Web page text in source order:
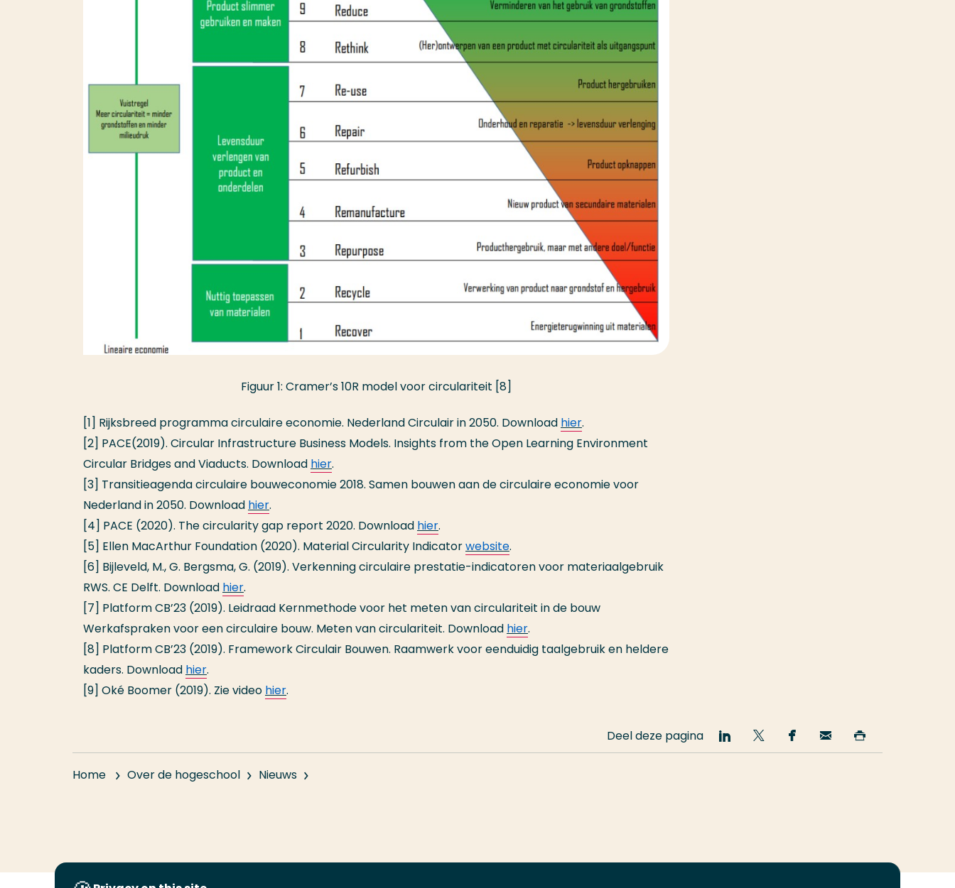
Figuur 1: Cramer’s 10R model voor circulariteit [8]
[1] Rijksbreed programma circulaire economie. Nederland Circulair in 2050. Download hier.
[2] PACE(2019). Circular Infrastructure Business Models. Insights from the Open Learning Environment
Circular Bridges and Viaducts. Download hier.
[3] Transitieagenda circulaire bouweconomie 2018. Samen bouwen aan de circulaire economie voor
Nederland in 2050. Download hier.
[4] PACE (2020). The circularity gap report 2020. Download hier.
[5] Ellen MacArthur Foundation (2020). Material Circularity Indicatorwebsite.
[6] Bijleveld, M., G. Bergsma, G. (2019). Verkenning circulaire prestatie-indicatoren voor materiaalgebruik
RWS. CE Delft. Download hier.
[7] Platform CB’23 (2019). Leidraad Kernmethode voor het meten van circulariteit in de bouw
Werkafspraken voor een circulaire bouw. Meten van circulariteit. Download hier.
[8] Platform CB’23 (2019). Framework Circulair Bouwen. Raamwerk voor eenduidig taalgebruik en heldere
kaders. Download hier.
[9] Oké Boomer (2019). Zie video hier.
Home Over de hogeschool Nieuws
Deel deze pagina
Deel
op
Deel
op
Deel
op
Email
deze deze